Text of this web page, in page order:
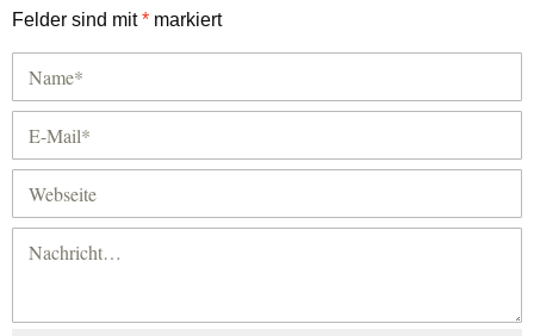
Felder sind mit* markiert